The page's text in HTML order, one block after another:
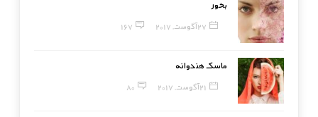
بخور
27 آگوست, 2017 167
ماسک هندوانه
21 آگوست, 2017 80